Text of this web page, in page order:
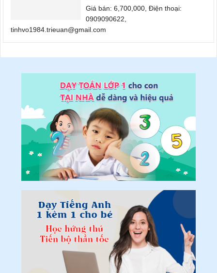
Giá bán: 6,700,000, Điện thoại:
0909090622,
tinhvo1984.trieuan@gmail.com